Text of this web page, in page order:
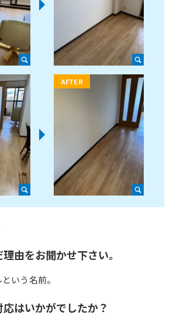
由をお聞かせ下さい。
いう名前。
はいかがでしたか？